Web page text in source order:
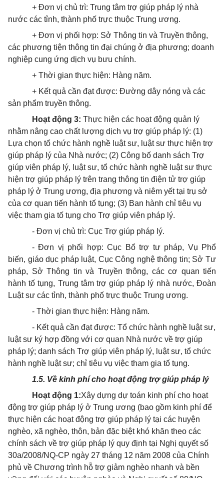
+ Đơn vị chủ trì: Trung tâm trợ giúp pháp lý nhà
nước các tỉnh, thành phố trực thuộc Trung ương.
+ Đơn vị phối hợp: Sở Thông tin và Truyền thông,
các phương tiện thông tin đại chúng ở địa phương; doanh
nghiệp cung ứng dịch vụ bưu chính.
+ Thời gian thực hiện: Hàng năm.
+ Kết quả cần đạt được: Đường dây nóng và các
sản phẩm truyền thông.
Hoạt động 3: Thực hiện các hoạt động quản lý
nhằm nâng cao chất lượng dịch vụ trợ giúp pháp lý: (1)
Lựa chọn tổ chức hành nghề luật sư, luật sư thực hiện trợ
giúp pháp lý của Nhà nước; (2) Công bố danh sách Trợ
giúp viên pháp lý, luật sư, tổ chức hành nghề luật sư thực
hiện trợ giúp pháp lý trên trang thông tin điện tử trợ giúp
pháp lý ở Trung ương, địa phương và niêm yết tại trụ sở
của cơ quan tiến hành tố tụng; (3) Ban hành chỉ tiêu vụ
việc tham gia tố tụng cho Trợ giúp viên pháp lý.
- Đơn vị chủ trì: Cục Trợ giúp pháp lý.
- Đơn vị phối hợp: Cục Bổ trợ tư pháp, Vụ Phổ
biến, giáo dục pháp luật, Cục Công nghệ thông tin; Sở Tư
pháp, Sở Thông tin và Truyền thông, các cơ quan tiến
hành tố tụng, Trung tâm trợ giúp pháp lý nhà nước, Đoàn
Luật sư các tỉnh, thành phố trực thuộc Trung ương.
- Thời gian thực hiện: Hàng năm.
- Kết quả cần đạt được: Tổ chức hành nghề luật sư,
luật sư ký hợp đồng với cơ quan Nhà nước về trợ giúp
pháp lý; danh sách Trợ giúp viên pháp lý, luật sư, tổ chức
hành nghề luật sư; chỉ tiêu vụ việc tham gia tố tụng.
1.5. Về kinh phí cho hoạt động trợ giúp pháp lý
Hoạt động 1:Xây dựng dự toán kinh phí cho hoạt
động trợ giúp pháp lý ở Trung ương (bao gồm kinh phí để
thực hiện các hoạt động trợ giúp pháp lý tại các huyện
nghèo, xã nghèo, thôn, bản đặc biệt khó khăn theo các
chính sách về trợ giúp pháp lý quy định tại Nghị quyết số
30a/2008/NQ-CP ngày 27 tháng 12 năm 2008 của Chính
phủ về Chương trình hỗ trợ giảm nghèo nhanh và bền